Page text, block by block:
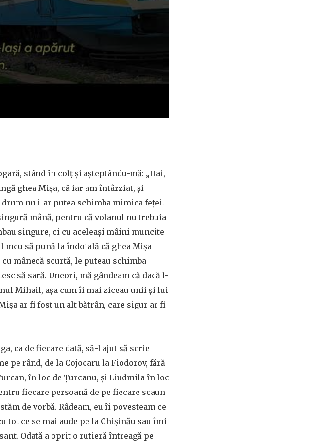
stând în colț și așteptându-mă: „Hai,
ghea Mișa, că iar am întârziat, și
nu i-ar putea schimba mimica feței.
mână, pentru că volanul nu trebuia
singure, ci cu aceleași mâini muncite
să pună la îndoială că ghea Mișa
mânecă scurtă, le puteau schimba
să sară. Uneori, mă gândeam că dacă l-
Mihail, așa cum îi mai ziceau unii și lui
ar fi fost un alt bătrân, care sigur ar fi
ca de fiecare dată, să-l ajut să scrie
pe rând, de la Cojocaru la Fiodorov, fără
în loc de Țurcanu, și Liudmila în loc
fiecare persoană de pe fiecare scaun
de vorbă. Râdeam, eu îi povesteam ce
tot ce se mai aude pe la Chișinău sau îmi
Odată a oprit o rutieră întreagă pe